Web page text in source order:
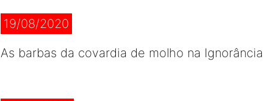
19/08/2020
As barbas da covardia de molho na Ignorância